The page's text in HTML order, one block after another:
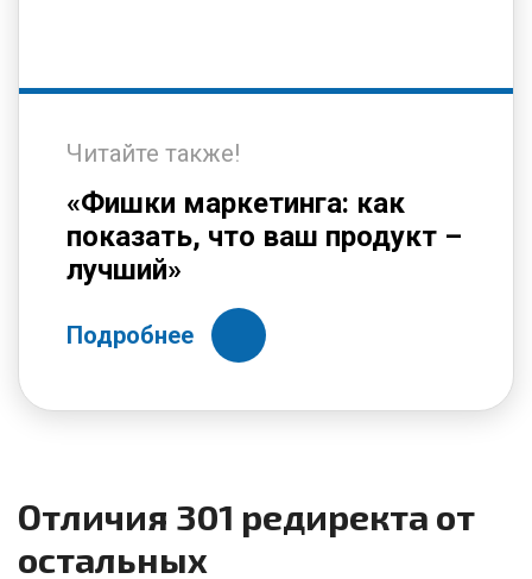
Читайте также!
«Фишки маркетинга: как
показать, что ваш продукт –
лучший»
Подробнее
Отличия 301 редиректа от
остальных